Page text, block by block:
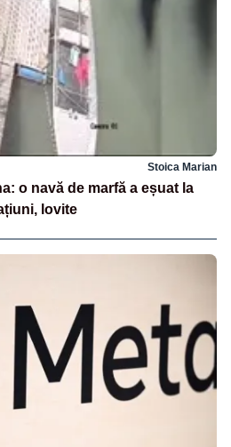
Stoica Marian
o navă de marfă a eșuat la
lovite